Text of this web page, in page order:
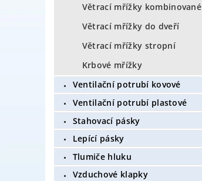
Větrací mřížky kombinované
Větrací mřížky do dveří
Větrací mřížky stropní
Krbové mřížky
Ventilační potrubí kovové
Ventilační potrubí plastové
Stahovací pásky
Lepící pásky
Tlumiče hluku
Vzduchové klapky